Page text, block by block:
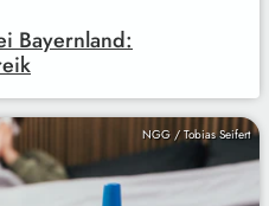
Bayernland:
NGG / Tobias Seifert